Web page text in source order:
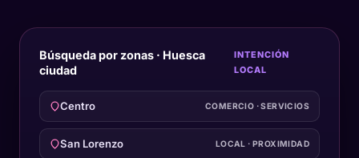
Búsqueda por zonas · Huesca
ciudad
INTENCIÓN
LOCAL
Centro COMERCIO · SERVICIOS
San Lorenzo LOCAL · PROXIMIDAD